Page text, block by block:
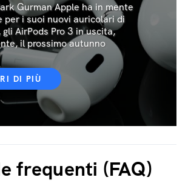
Gurman Apple ha in mente
per i suoi nuovi auricolari di
AirPods Pro 3 in uscita,
il prossimo autunno
DI PIÙ
frequenti (FAQ)